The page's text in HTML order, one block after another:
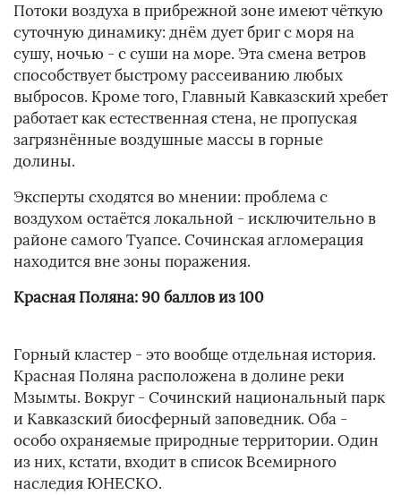
Потоки воздуха в прибрежной зоне имеют чёткую
суточную динамику: днём дует бриг с моря на
сушу, ночью - с суши на море. Эта смена ветров
способствует быстрому рассеиванию любых
выбросов. Кроме того, Главный Кавказский хребет
работает как естественная стена, не пропуская
загрязнённые воздушные массы в горные
долины.
Эксперты сходятся во мнении: проблема с
воздухом остаётся локальной - исключительно в
районе самого Туапсе. Сочинская агломерация
находится вне зоны поражения.
Красная Поляна: 90 баллов из 100
Горный кластер - это вообще отдельная история.
Красная Поляна расположена в долине реки
Мзымты. Вокруг - Сочинский национальный парк
и Кавказский биосферный заповедник. Оба -
особо охраняемые природные территории. Один
из них, кстати, входит в список Всемирного
наследия ЮНЕСКО.